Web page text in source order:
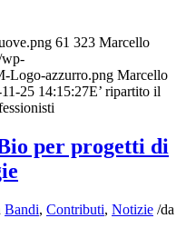
61 323 Marcello
wp-
Logo-azzurro.png Marcello
25 14:15:27E’ ripartito il
per progetti di
Bandi, Contributi, Notizie /da